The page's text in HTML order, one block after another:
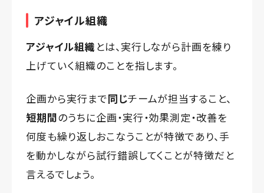
アジャイル組織
アジャイル組織 とは、実行しながら計画を練り
上げていく組織のことを指します。
企画から実行まで同じチームが担当すること、
短期間のうちに企画・実行・効果測定・改善を
何度も繰り返しおこなうことが特徴であり、手
を動かしながら試行錯誤してくことが特徴だと
言えるでしょう。